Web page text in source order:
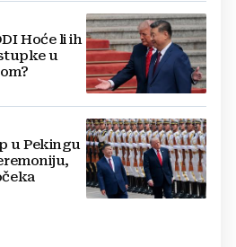
Hoće li ih
u
u Pekingu